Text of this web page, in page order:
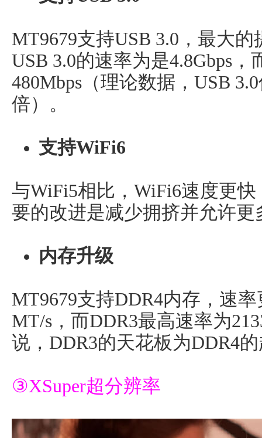
MT9679支持USB 3.0，最大
USB 3.0的速率为是4.8Gbps，
480Mbps（理论数据，USB
倍）。
支持WiFi6
与WiFi5相比，WiFi6速度更
要的改进是减少拥挤并允许
内存升级
MT9679支持DDR4内存，速
MT/s，而DDR3最高速率为
说，DDR3的天花板为DDR4
③XSuper超分辨率